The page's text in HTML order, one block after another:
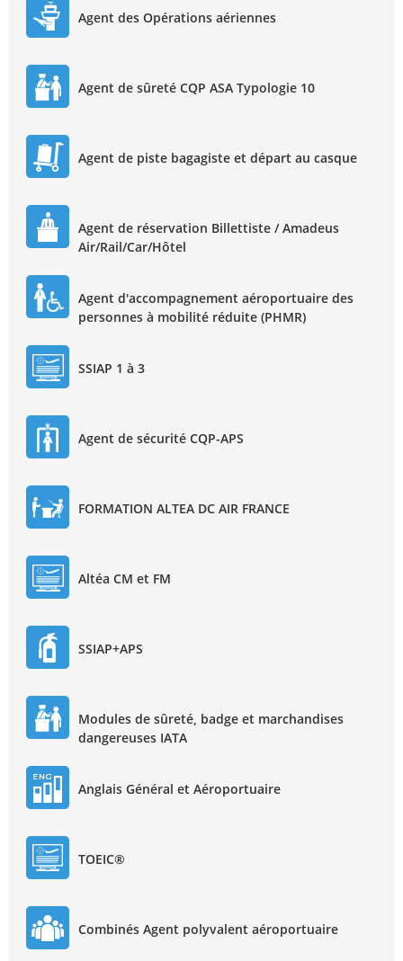
Agent des Opérations aériennes
Agent de sûreté CQP ASA Typologie 10
Agent de piste bagagiste et départ au casque
Agent de réservation Billettiste / Amadeus
Air/Rail/Car/Hôtel
Agent d'accompagnement aéroportuaire des
personnes à mobilité réduite (PHMR)
SSIAP 1 à 3
Agent de sécurité CQP-APS
FORMATION ALTEA DC AIR FRANCE
Altéa CM et FM
SSIAP+APS
Modules de sûreté, badge et marchandises
dangereuses IATA
Anglais Général et Aéroportuaire
TOEIC®
Combinés Agent polyvalent aéroportuaire